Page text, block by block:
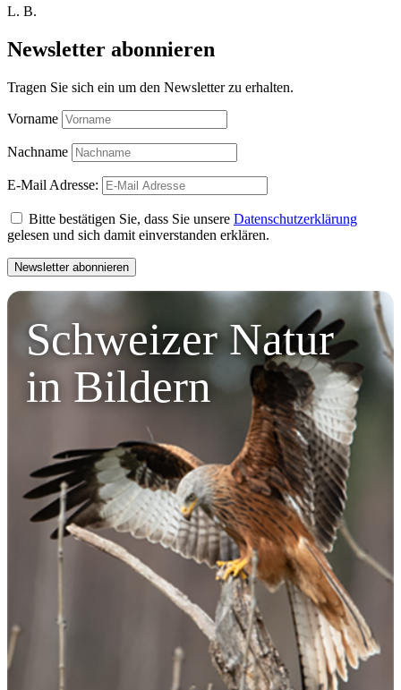
L. B.
Newsletter abonnieren
Tragen Sie sich ein um den Newsletter zu erhalten.
Vorname
Nachname
E-Mail Adresse:
Bitte bestätigen Sie, dass Sie unsere Datenschutzerklärung
gelesen und sich damit einverstanden erklären.
Schweizer Natur
in Bildern